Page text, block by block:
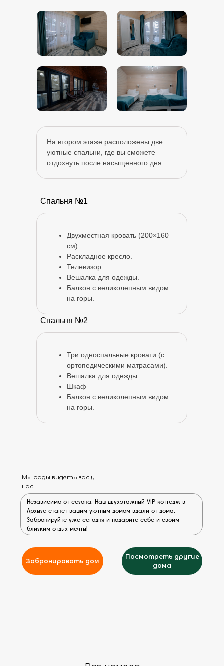
Три односпальные кровати (с
ортопедическими матрасами).
Вешалка для одежды.
Шкаф
Балкон с великолепным видом
на горы.
Двухместная кровать (200×160
см).
Раскладное кресло.
Телевизор.
Вешалка для одежды.
Балкон с великолепным видом
на горы.
Спальня №1
На втором этаже расположены две
уютные спальни, где вы сможете
отдохнуть после насыщенного дня.
Спальня №2
Мы рады видеть вас у
нас!
Независимо от сезона, Наш двухэтажный VIP коттедж в
Архызе станет вашим уютным домом вдали от дома.
Забронируйте уже сегодня и подарите себе и своим
близким отдых мечты!
Забронировать дом
Посмотреть другие
дома
гостей Архыза, на территории
работает SPA-комплекс:
и релаксации с нашей
пару унести усталость, оживляя
Подробнее >
Банный чан представляет собой
чащу с подогреваемой водой, и
Банный чан
Подробнее >
Бесплатный подогреваемый
бассейн для всех гостей нашей
гостиницы
Бассейн